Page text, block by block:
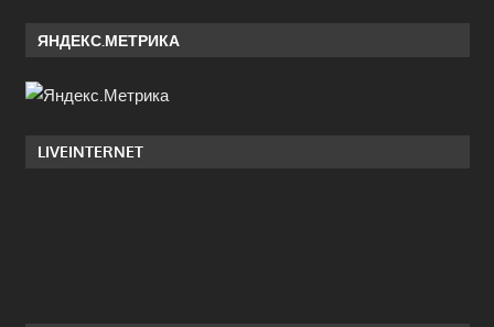
ЯНДЕКС.МЕТРИКА
LIVEINTERNET